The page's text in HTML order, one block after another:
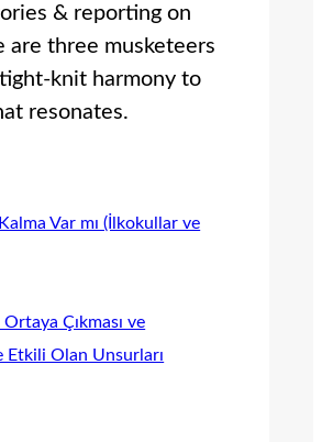
& reporting on
are three musketeers
knit harmony to
resonates.
Var mı (İlkokullar ve
Çıkması ve
Etkili Olan Unsurları